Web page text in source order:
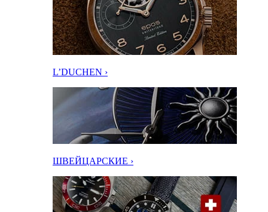
L’DUCHEN ›
ШВЕЙЦАРСКИЕ ›